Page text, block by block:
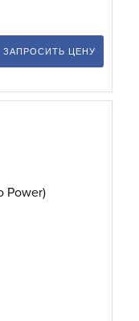
ЗАПРОСИТЬ ЦЕНУ